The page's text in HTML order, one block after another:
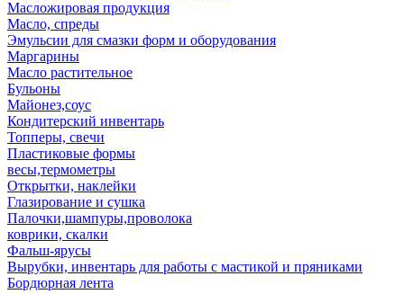
Масложировая продукция
Масло, спреды
Эмульсии для смазки форм и оборудования
Маргарины
Масло растительное
Бульоны
Майонез,соус
Кондитерский инвентарь
Топперы, свечи
Пластиковые формы
весы,термометры
Открытки, наклейки
Глазирование и сушка
Палочки,шампуры,проволока
коврики, скалки
Фальш-ярусы
Вырубки, инвентарь для работы с мастикой и пряниками
Бордюрная лента